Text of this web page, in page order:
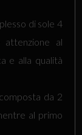
di sole 4
attenzione al
e alla qualità
da 2
al primo